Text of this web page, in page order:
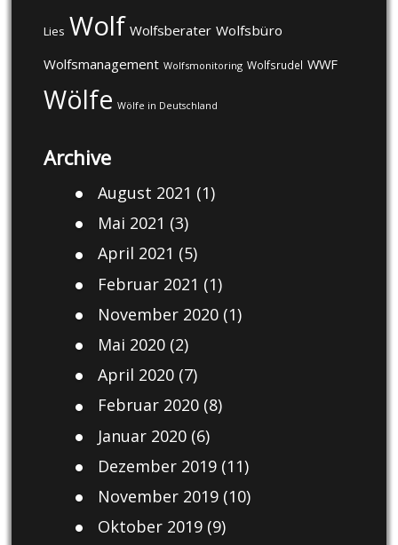
Lies Wolf Wolfsberater Wolfsbüro
Wolfsmanagement Wolfsmonitoring Wolfsrudel WWF
Wölfe Wölfe in Deutschland
Archive
August 2021 (1)
Mai 2021 (3)
April 2021 (5)
Februar 2021 (1)
November 2020(1)
Mai 2020(2)
April 2020(7)
Februar 2020(8)
Januar 2020(6)
Dezember 2019(11)
November 2019(10)
Oktober 2019(9)